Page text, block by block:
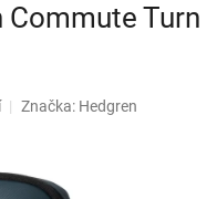
Turn
Značka: Hedgren